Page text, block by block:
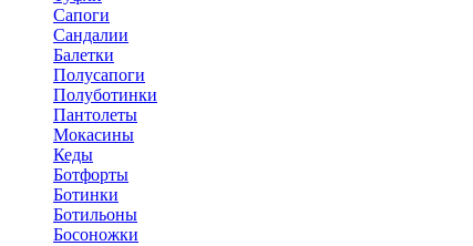
Сапоги
Сандалии
Балетки
Полусапоги
Полуботинки
Пантолеты
Мокасины
Кеды
Ботфорты
Ботинки
Ботильоны
Босоножки